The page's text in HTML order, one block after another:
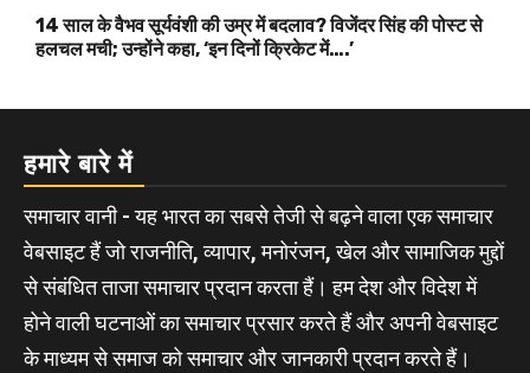
14 साल के वैभव सूर्यवंशी की उम्र में बदलाव? विजेंदर सिंह की पोस्ट से
हलचल मची; उन्होंने कहा, ‘इन दिनों क्रिकेट में….’
हमारे बारे में
समाचार वानी - यह भारत का सबसे तेजी से बढ़ने वाला एक समाचार
वेबसाइट हैं जो राजनीति, व्यापार, मनोरंजन, खेल और सामाजिक मुद्दों
से संबंधित ताजा समाचार प्रदान करता हैं। हम देश और विदेश में
होने वाली घटनाओं का समाचार प्रसार करते हैं और अपनी वेबसाइट
के माध्यम से समाज को समाचार और जानकारी प्रदान करते हैं।